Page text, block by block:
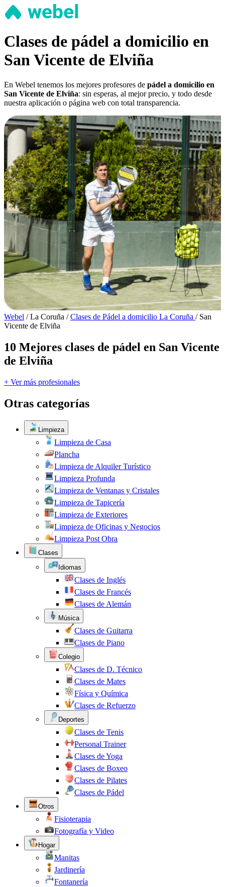
Clases de pádel a domicilio en
San Vicente de Elviña
En Webel tenemos los mejores profesores de pádel a domicilio en
San Vicente de Elviña: sin esperas, al mejor precio, y todo desde
nuestra aplicación o página web con total transparencia.
Webel / La Coruña / Clases de Pádel a domicilio La Coruña / San
Vicente de Elviña
10 Mejores clases de pádel en San Vicente
de Elviña
+ Ver más profesionales
Otras categorías
Limpieza
Limpieza de Casa
Plancha
Limpieza de Alquiler Turístico
Limpieza Profunda
Limpieza de Ventanas y Cristales
Limpieza de Tapicería
Limpieza de Exteriores
Limpieza de Oficinas y Negocios
Limpieza Post Obra
Clases
Idiomas
Clases de Inglés
Clases de Francés
Clases de Alemán
Música
Clases de Guitarra
Clases de Piano
Colegio
Clases de D. Técnico
Clases de Mates
Física y Química
Clases de Refuerzo
Deportes
Clases de Tenis
Personal Trainer
Clases de Yoga
Clases de Boxeo
Clases de Pilates
Clases de Pádel
Otros
Fisioterapia
Fotografía y Video
Hogar
Manitas
Jardinería
Fontanería